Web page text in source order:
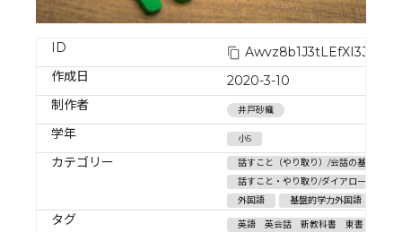
ID
Awvz8b1J3tLEfXI3J3Bc
作成日
2020-3-10
制作者
井戸砂織
学年 小5
カテゴリー
話すこと（やり取り）/会話の基本
話すこと・やり取り/ダイアローグ指導
外国語
基盤的学力外国語
タグ 英語 英会話 新教科書 東書